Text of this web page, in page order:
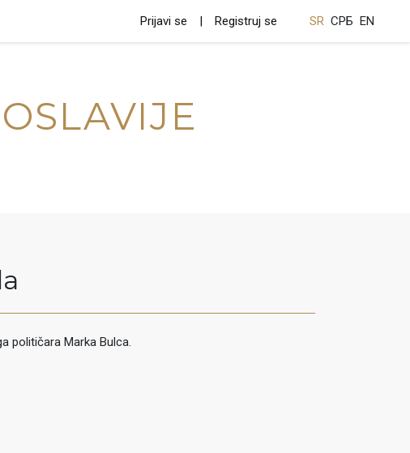
Prijavi se Registruj se SR СРБ EN
političara Marka Bulca.